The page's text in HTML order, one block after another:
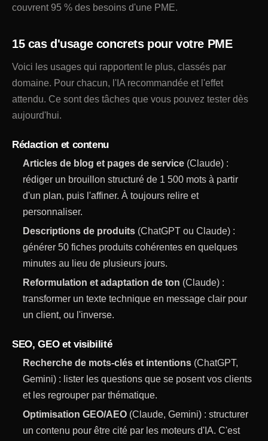
couvrent 95 % des besoins d'une PME.
15 cas d'usage concrets pour votre PME
Voici les usages qui rapportent le plus, classés par
domaine. Pour chacun, l'IA recommandée et l'effet
attendu. Ce sont des tâches que vous pouvez tester dès
aujourd'hui.
Rédaction et contenu
Articles de blog et pages de service(Claude) :
rédiger un brouillon structuré de 1 500 mots à partir
d'un plan, puis l'affiner. À toujours relire et
personnaliser.
Descriptions de produits(ChatGPT ou Claude) :
générer 50 fiches produits cohérentes en quelques
minutes au lieu de plusieurs jours.
Reformulation et adaptation de ton (Claude) :
transformer un texte technique en message clair pour
un client, ou l'inverse.
SEO, GEO et visibilité
Recherche de mots-clés et intentions(ChatGPT,
Gemini) : lister les questions que se posent vos clients
et les regrouper par thématique.
Optimisation GEO/AEO(Claude, Gemini) : structurer
un contenu pour être cité par les moteurs d'IA. C'est